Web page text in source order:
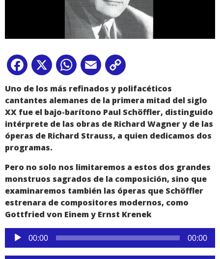
Facebook
X WhatsApp
Email
Link
Uno de los más refinados y polifacéticos
cantantes alemanes de la primera mitad del siglo
XX fue el bajo-barítono Paul Schöffler, distinguido
intérprete de las obras de Richard Wagner y de las
óperas de Richard Strauss, a quien dedicamos dos
programas.
Pero no solo nos limitaremos a estos dos grandes
monstruos sagrados de la composición, sino que
examinaremos también las óperas que Schöffler
estrenara de compositores modernos, como
Gottfried von Einem y Ernst Krenek
Reproductor
de
00:00 00:00